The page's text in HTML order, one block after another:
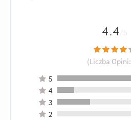
4.4 /5
(Liczba Opini:
5
4
3
2